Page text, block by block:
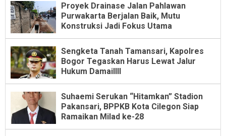
Proyek Drainase Jalan Pahlawan
Purwakarta Berjalan Baik, Mutu
Konstruksi Jadi Fokus Utama
Sengketa Tanah Tamansari, Kapolres
Bogor Tegaskan Harus Lewat Jalur
Hukum Damaillll
Suhaemi Serukan “Hitamkan” Stadion
Pakansari, BPPKB Kota Cilegon Siap
Ramaikan Milad ke-28